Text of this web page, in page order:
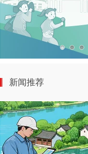
新闻推荐